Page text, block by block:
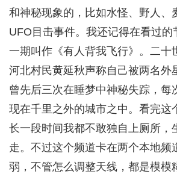
和神秘现象的，比如水怪、野人、
UFO目击事件。我还记得在看过的
一期叫作《有人背我飞行》。二十
河北村民黄延秋声称自己被两名外
曾先后三次在睡梦中神秘失踪，每
现在千里之外的城市之中。看完这
长一段时间我都不敢独自上厕所，
走。不过这个频道卡在两个本地频
弱，不管怎么调整天线，都是模模